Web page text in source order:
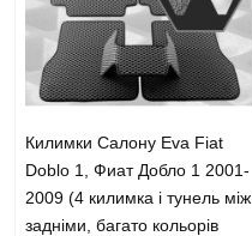
Килимки Салону Eva Fiat
Doblo 1, Фиат Добло 1 2001-
2009 (4 килимка і тунель між
задніми, багато кольорів